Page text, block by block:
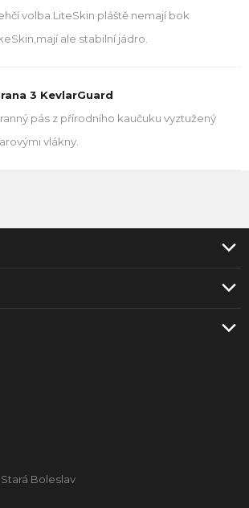
volba.LiteSkin pláště nemají bok
ale stabilní jádro.
3 KevlarGuard
pás z přírodního kaučuku vyztužený
vlákny.
Stará Boleslav